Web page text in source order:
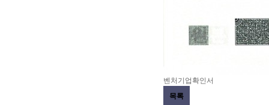
벤처기업확인서
목록